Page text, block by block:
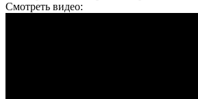
Смотреть видео: